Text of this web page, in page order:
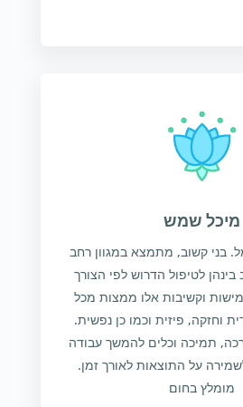
מיכל שמש
בני קשוב, מתמצא במגוון רחב
לטיפול הדרוש לפי הצורך
וקשיבות אלו ממצות מכל
וחזקה, פיזית וכמו כן נפשית.
תמיכה וכלים להמשך עבודה
על התוצאות לאורך זמן.
מומלץ בחום